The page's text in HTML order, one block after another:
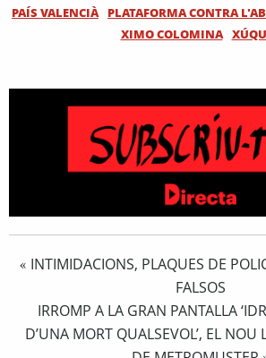
PAÍS VALENCIÀ
PLATAFORMA CONTRA
XIMO COLOMINA
« INTIMIDACIONS, PLAQUES DE
FALSOS
IRROMP A LA GRAN PANTALLA
D’UNA MORT QUALSEVOL’, EL NOU